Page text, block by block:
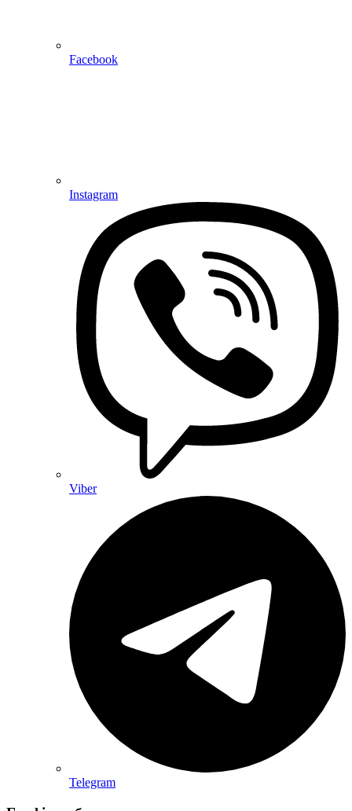
Facebook
Instagram
Viber
Telegram